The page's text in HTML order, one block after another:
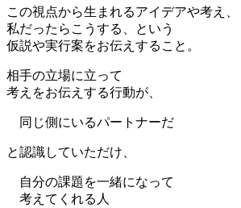
この視点から生まれるアイデアや考え、
私だったらこうする、という
仮説や実行案をお伝えすること。
相手の立場に立って
考えをお伝えする行動が、
同じ側にいるパートナーだ
と認識していただけ、
自分の課題を一緒になって
考えてくれる人